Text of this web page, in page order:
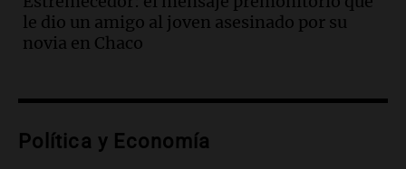
Panorama Federal
Episodios
siempre: ''Difundan el milagro''"
Episodios
le dio un amigo al joven asesinado por su
novia en Chaco
Política y Economía